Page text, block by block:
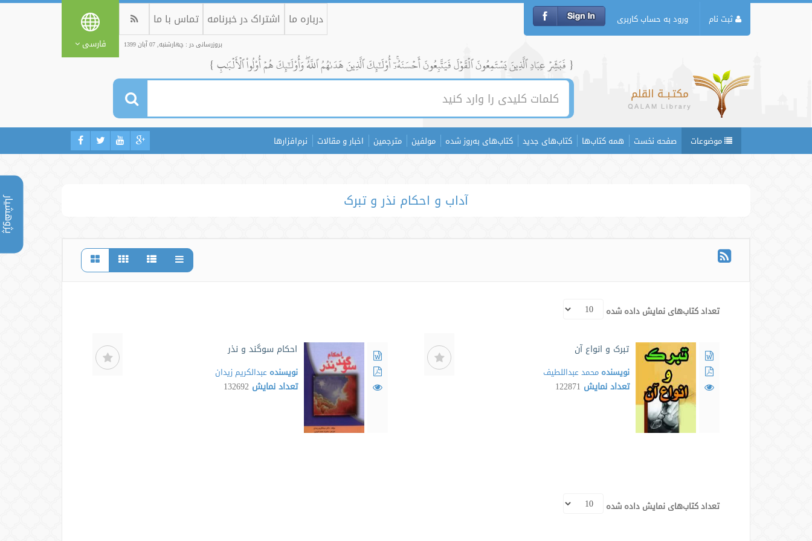
پژوهشیار
ثبت نام ورود به حساب کاربری درباره ما اشتراک در خبرنامه تماس با ما
بروزرسانی در : چهارشنبه, 07 آبان 1399 فارسی
{ فَبَشِّرۡ عِبَادِ ٱلَّذِينَ يَسۡتَمِعُونَ ٱلۡقَوۡلَ فَيَتَّبِعُونَ أَحۡسَنَهُۥٓۚ أُوْلَٰٓئِكَ ٱلَّذِينَ هَدَىٰهُمُ ٱللَّهُۖ وَأُوْلَٰٓئِكَ هُمۡ أُوْلُواْ ٱلۡأَلۡبَٰبِ }
موضوعات صفحه نخست همه کتاب‌ها کتاب‌های جدید کتاب‌های به‌روز شده مولفین مترجمین اخبار و مقالات نرم‌افزارها
آداب و احکام نذر و تبرک
تعداد کتاب‌های نمایش داده شده
تبرک و انواع آن
نویسنده محمد عبداللطیف
تعداد نمایش 122871
احکام سوگند و نذر
نویسنده عبدالکریم زیدان
تعداد نمایش 132692
تعداد کتاب‌های نمایش داده شده